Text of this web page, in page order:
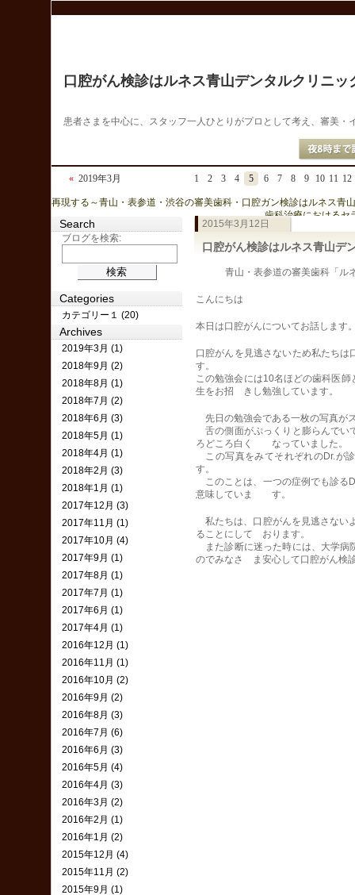
口腔がん検診はルネス青山デンタルクリニッ
患者さまを中心に、スタッフ一人ひとりがプロとして考え、審美
« 2019年3月 1 2 3 4 5 6 7 8 9 10 11 12
« 再現する～青山・表参道・渋谷の審美歯科・口腔ガン検診はルネス青
歯科治療における
2015年3月12日
口腔がん検診はルネス青山デ
青山・表参道の審美歯科「ル
こんにちは
本日は口腔がんについてお話します
口腔がんを見逃さないため私たち
す。
この勉強会には10名ほどの歯科医
生をお招 きし勉強しています。
先日の勉強会である一枚の写真が
舌の側面がぷっくりと膨らんでい
ろどころ白く なっていました。
この写真をみてそれぞれのDr.が
す。
このことは、一つの症例でも診る
意味していま す。
私たちは、口腔がんを見逃さない
ることにして おります。
また診断に迷った時には、大学病
のでみなさ ま安心して口腔がん検
Search
ブログを検索:
Categories
カテゴリー１ (20)
Archives
2019年3月 (1)
2018年9月 (2)
2018年8月 (1)
2018年7月 (2)
2018年6月 (3)
2018年5月 (1)
2018年4月 (1)
2018年2月 (3)
2018年1月 (1)
2017年12月 (3)
2017年11月 (1)
2017年10月 (4)
2017年9月 (1)
2017年8月 (1)
2017年7月 (1)
2017年6月 (1)
2017年4月 (1)
2016年12月 (1)
2016年11月 (1)
2016年10月 (2)
2016年9月 (2)
2016年8月 (3)
2016年7月 (6)
2016年6月 (3)
2016年5月 (4)
2016年4月 (3)
2016年3月 (2)
2016年2月 (1)
2016年1月 (2)
2015年12月 (4)
2015年11月 (2)
2015年9月 (1)